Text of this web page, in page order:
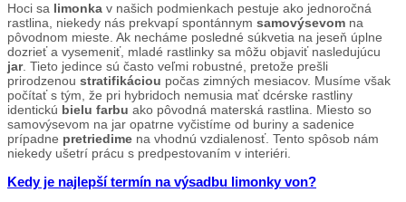
Hoci sa limonka v našich podmienkach pestuje ako jednoročná
rastlina, niekedy nás prekvapí spontánnym samovýsevom na
pôvodnom mieste. Ak necháme posledné súkvetia na jeseň úplne
dozrieť a vysemeniť, mladé rastlinky sa môžu objaviť nasledujúcu
jar. Tieto jedince sú často veľmi robustné, pretože prešli
prirodzenou stratifikáciou počas zimných mesiacov. Musíme však
počítať s tým, že pri hybridoch nemusia mať dcérske rastliny
identickú bielu farbu ako pôvodná materská rastlina. Miesto so
samovýsevom na jar opatrne vyčistíme od buriny a sadenice
prípadne pretriedime na vhodnú vzdialenosť. Tento spôsob nám
niekedy ušetrí prácu s predpestovaním v interiéri.
Kedy je najlepší termín na výsadbu limonky von?